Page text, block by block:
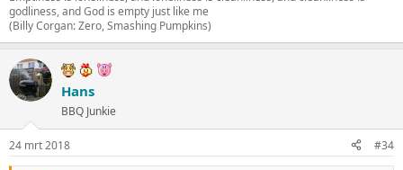
godliness, and God is empty just like me
(Billy Corgan: Zero, Smashing Pumpkins)
Hans
BBQ Junkie
24 mrt 2018 #34